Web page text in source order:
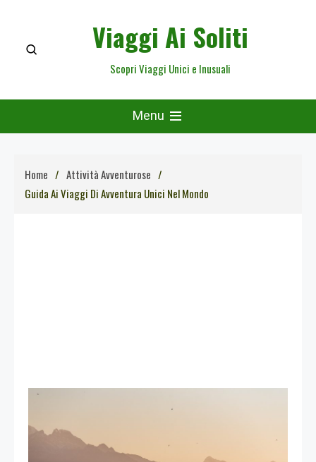
content
Viaggi Ai Soliti
Scopri Viaggi Unici e Inusuali
Menu
Home
Attività Avventurose
Guida Ai Viaggi Di Avventura Unici Nel Mondo